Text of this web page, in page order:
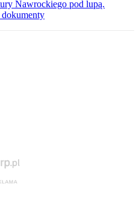
Nawrockiego pod lupą.